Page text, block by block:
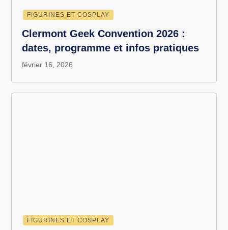
FIGURINES ET COSPLAY
Clermont Geek Convention 2026 :
dates, programme et infos pratiques
février 16, 2026
FIGURINES ET COSPLAY